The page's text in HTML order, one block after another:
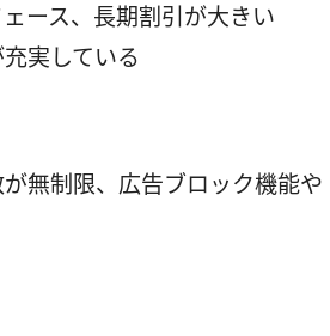
ース、長期割引が大きい
実している
無制限、広告ブロック機能や